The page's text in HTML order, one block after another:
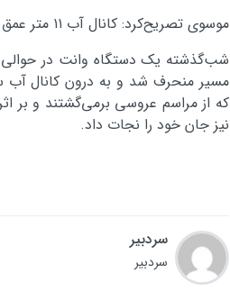
موسوی تصریح‌کرد: کانال آب ۱۱ متر عمق و ۱۵ متر عرض دارد.
شب‌گذشته یک دستگاه وانت در حوالی
نیز جان خود را نجات داد.
سردبیر
سردبیر